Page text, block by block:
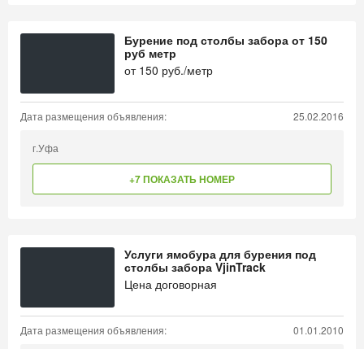
Бурение под столбы забора от 150
руб метр
от 150 руб./метр
Дата размещения объявления: 25.02.2016
г.Уфа
+7 ПОКАЗАТЬ НОМЕР
Услуги ямобура для бурения под
столбы забора VjinTrack
Цена договорная
Дата размещения объявления: 01.01.2010